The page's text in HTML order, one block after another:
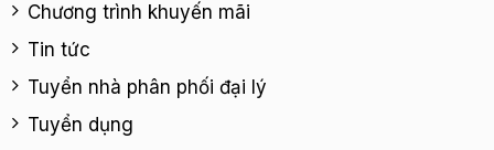
Chương trình khuyến mãi
Tin tức
Tuyển nhà phân phối đại lý
Tuyển dụng